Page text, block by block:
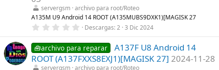
e
l
a
(
s
)
servergsm archivo para root/Roteo
A135M U9 Android 14 ROOT (A135MUBS9DXK1)[MAGISK 27
0
0
0
e
s
t
Descargas 2 3 Dic 2024
🧰archivo para reparar
A137F U8 Android 14
ROOT (A137FXXS8EXJ1)[MAGISK 27] 2024-11-28
servergsm archivo para root/Roteo